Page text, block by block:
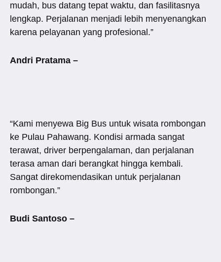
mudah, bus datang tepat waktu, dan fasilitasnya
lengkap. Perjalanan menjadi lebih menyenangkan
karena pelayanan yang profesional.”
Andri Pratama –
“Kami menyewa Big Bus untuk wisata rombongan
ke Pulau Pahawang. Kondisi armada sangat
terawat, driver berpengalaman, dan perjalanan
terasa aman dari berangkat hingga kembali.
Sangat direkomendasikan untuk perjalanan
rombongan.”
Budi Santoso –